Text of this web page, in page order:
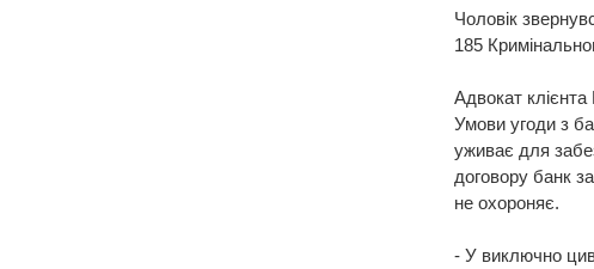
Чоловік
185
Адвокат
Умови угоди з
уживає для
договору банк
не охороняє.
- У виключно